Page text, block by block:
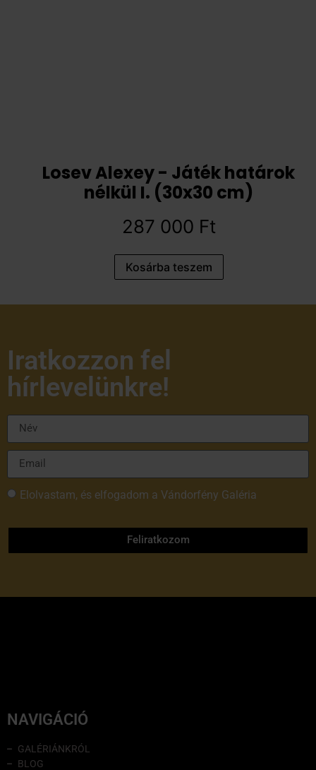
Losev Alexey - Játék határok
nélkül I. (30x30 cm)
287 000 Ft
Kosárba teszem
Iratkozzon fel
hírlevelünkre!
Elolvastam, és elfogadom a Vándorfény Galéria
Feliratkozom
NAVIGÁCIÓ
GALÉRIÁNKRÓL
BLOG